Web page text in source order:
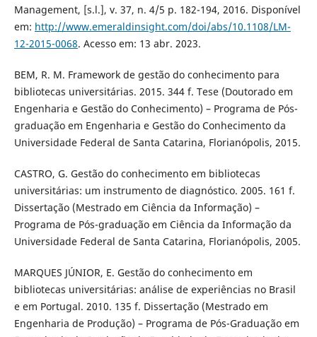
Management, [s.l.], v. 37, n. 4/5 p. 182-194, 2016. Disponível
em: http://www.emeraldinsight.com/doi/abs/10.1108/LM-
12-2015-0068. Acesso em: 13 abr. 2023.
BEM, R. M. Framework de gestão do conhecimento para
bibliotecas universitárias. 2015. 344 f. Tese (Doutorado em
Engenharia e Gestão do Conhecimento) – Programa de Pós-
graduação em Engenharia e Gestão do Conhecimento da
Universidade Federal de Santa Catarina, Florianópolis, 2015.
CASTRO, G. Gestão do conhecimento em bibliotecas
universitárias: um instrumento de diagnóstico. 2005. 161 f.
Dissertação (Mestrado em Ciência da Informação) –
Programa de Pós-graduação em Ciência da Informação da
Universidade Federal de Santa Catarina, Florianópolis, 2005.
MARQUES JÚNIOR, E. Gestão do conhecimento em
bibliotecas universitárias: análise de experiências no Brasil
e em Portugal. 2010. 135 f. Dissertação (Mestrado em
Engenharia de Produção) – Programa de Pós-Graduação em